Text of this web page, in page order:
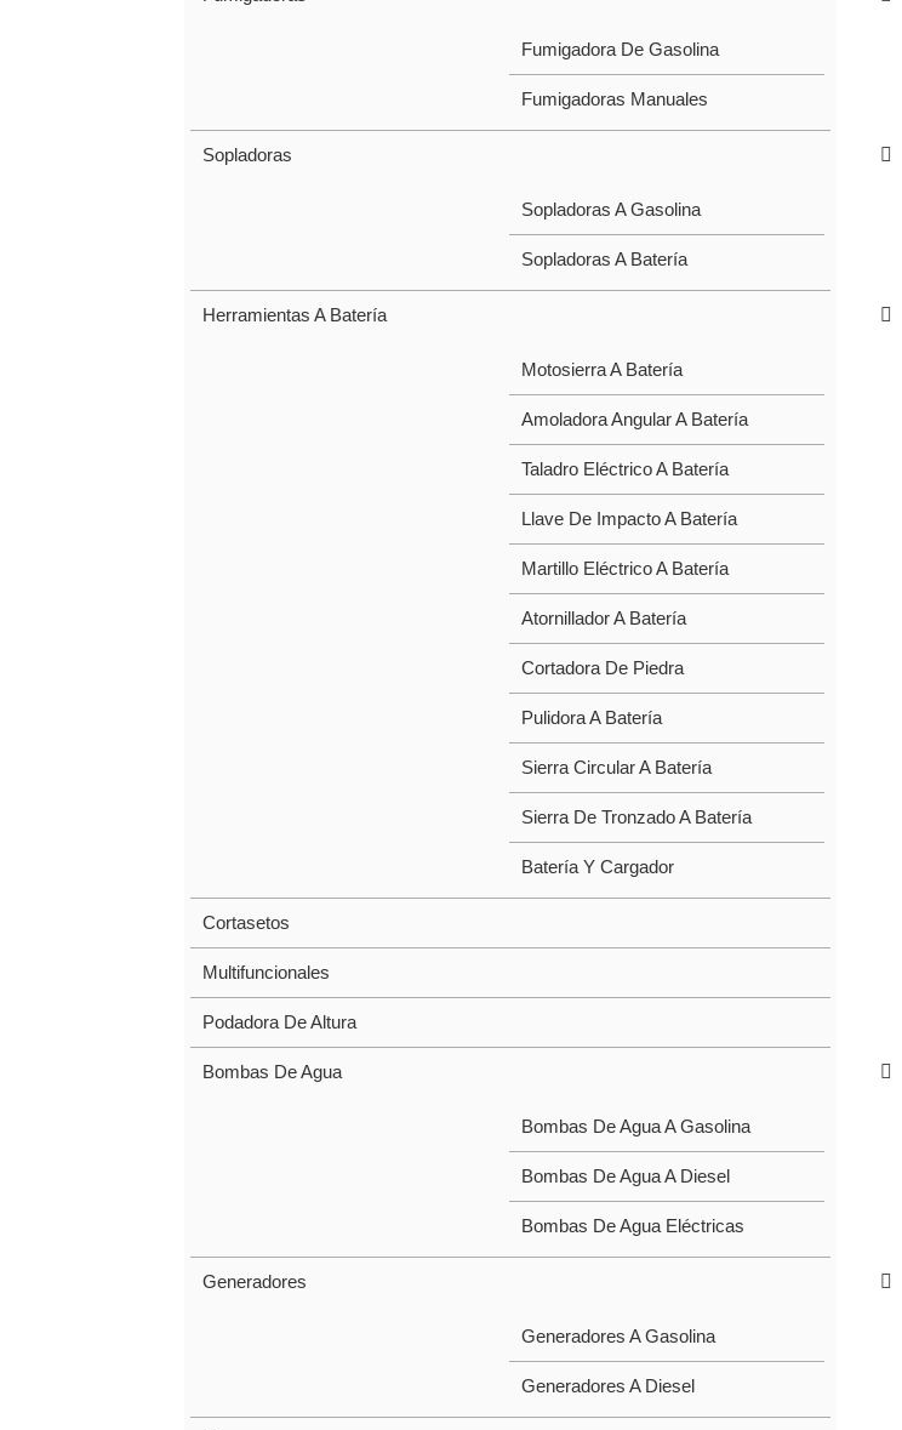
Fumigadora De Gasolina
Fumigadoras Manuales
Sopladoras
Sopladoras A Gasolina
Sopladoras A Batería
Herramientas A Batería
Motosierra A Batería
Amoladora Angular A Batería
Taladro Eléctrico A Batería
Llave De Impacto A Batería
Martillo Eléctrico A Batería
Atornillador A Batería
Cortadora De Piedra
Pulidora A Batería
Sierra Circular A Batería
Sierra De Tronzado A Batería
Batería Y Cargador
Cortasetos
Multifuncionales
Podadora De Altura
Bombas De Agua
Bombas De Agua A Gasolina
Bombas De Agua A Diesel
Bombas De Agua Eléctricas
Generadores
Generadores A Gasolina
Generadores A Diesel